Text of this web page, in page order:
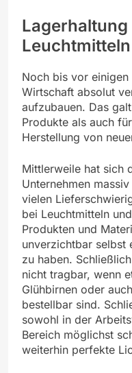
Noch bis vor
Wirtschaft absolut
aufzubauen. Das
Produkte als auch
Herstellung von
Mittlerweile hat sich
Unternehmen
vielen
bei Leuchtmitteln
Produkten und
unverzichtbar selbst
zu haben.
nicht tragbar, wenn
Glühbirnen oder
bestellbar sind.
sowohl in der
Bereich möglichst
weiterhin perfekte